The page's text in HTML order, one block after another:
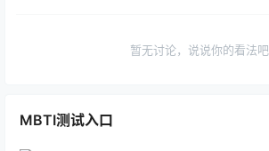
暂无讨论，说说你的看法吧
MBTI测试入口